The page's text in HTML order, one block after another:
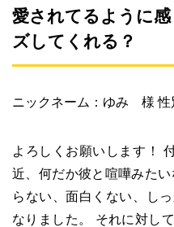
愛されてるように
ズしてくれる？
ニックネーム：ゆみ 様 性
よろしくお願いします！
近、何だか彼と喧嘩みた
らない、面白くない、し
なりました。 それに対し